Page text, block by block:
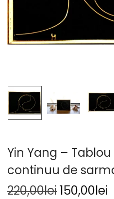
Yin Yang –
continuu de
220,00lei150,00lei